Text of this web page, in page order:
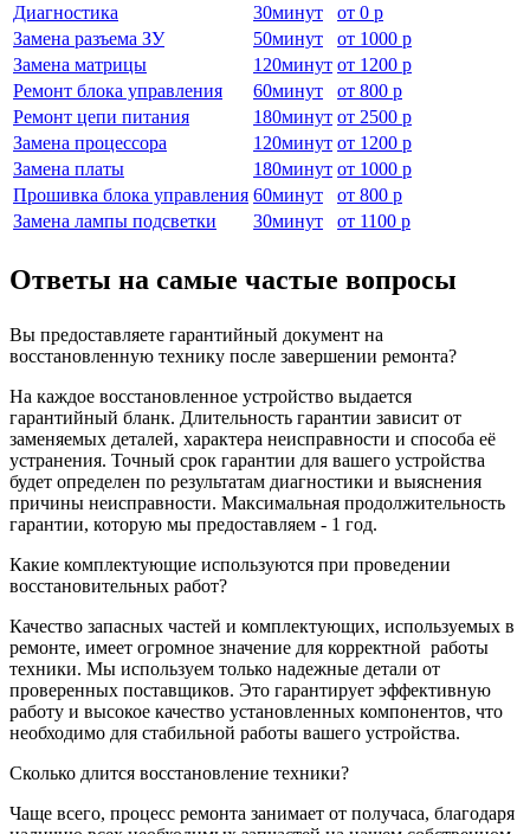
Диагностика
30минут от 0 р
Замена разъема ЗУ
50минут от 1000 р
Замена матрицы
120минут от 1200 р
Ремонт блока управления
60минут от 800 р
Ремонт цепи питания
180минут от 2500 р
Замена процессора
120минут от 1200 р
Замена платы
180минут от 1000 р
Прошивка блока управления 60минут от 800 р
Замена лампы подсветки
30минут от 1100 р
Ответы на самые частые вопросы
Вы предоставляете гарантийный документ на
восстановленную технику после завершении ремонта?
На каждое восстановленное устройство выдается
гарантийный бланк. Длительность гарантии зависит от
заменяемых деталей, характера неисправности и способа её
устранения. Точный срок гарантии для вашего устройства
будет определен по результатам диагностики и выяснения
причины неисправности. Максимальная продолжительность
гарантии, которую мы предоставляем - 1 год.
Какие комплектующие используются при проведении
восстановительных работ?
Качество запасных частей и комплектующих, используемых в
ремонте, имеет огромное значение для корректной работы
техники. Мы используем только надежные детали от
проверенных поставщиков. Это гарантирует эффективную
работу и высокое качество установленных компонентов, что
необходимо для стабильной работы вашего устройства.
Сколько длится восстановление техники?
Чаще всего, процесс ремонта занимает от получаса, благодаря